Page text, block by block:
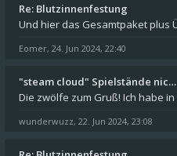
Re: Blutzinnenfestung
Eomer, 24. Jun 2024, 22:40
"steam cloud" Spielstände nic…
wunderwuzz, 22. Jun 2024, 23:08